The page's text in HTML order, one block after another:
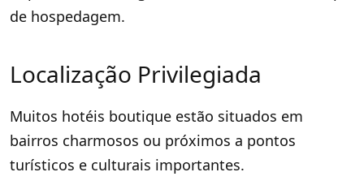
de hospedagem.
Localização Privilegiada
Muitos hotéis boutique estão situados em
bairros charmosos ou próximos a pontos
turísticos e culturais importantes.